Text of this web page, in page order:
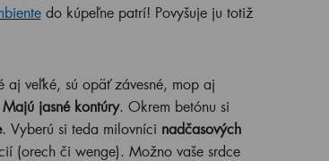
do kúpeľne patrí! Povyšuje ju totiž
aj veľké, sú opäť závesné, mop aj
Majú jasné kontúry. Okrem betónu si
. Vyberú si teda milovníci nadčasových
(orech či wenge). Možno vaše srdce